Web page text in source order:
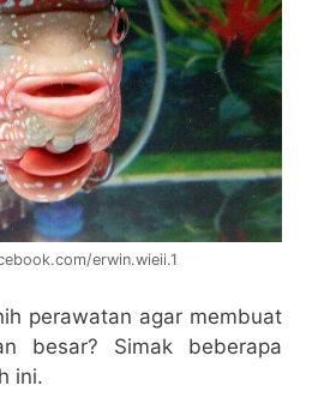
erwin.wieii.1
perawatan agar membuat
besar? Simak beberapa
ini.